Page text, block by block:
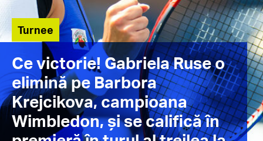
Turnee
Ce victorie! Gabriela Ruse o
elimină pe Barbora
Krejcikova, campioana
Wimbledon, și se califică în